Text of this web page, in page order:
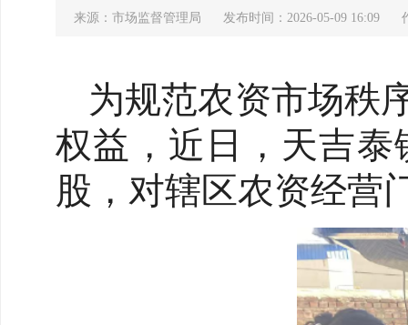
来源：市场监督管理局 发布时间：2026-05-09 16:09
为规范农资市场秩
权益，近日，天吉
股，对辖区农资经营